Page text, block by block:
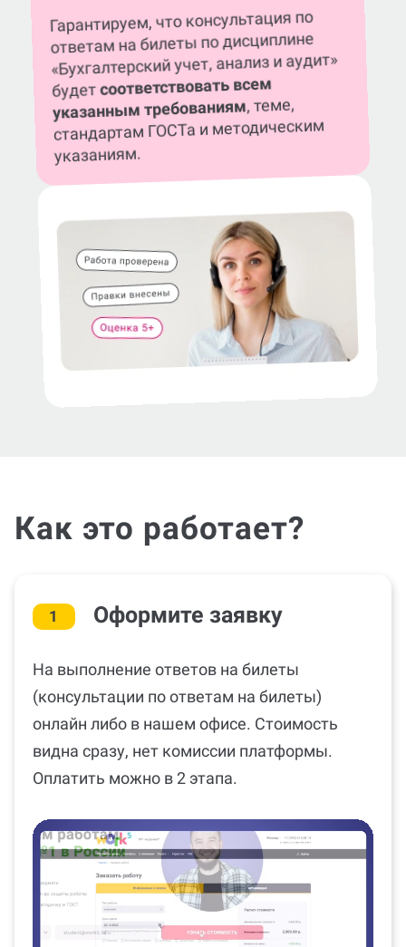
Гарантируем, что консультация по
ответам на билеты по дисциплине
«Бухгалтерский учет, анализ и аудит»
будетсоответствовать всем
указанным требованиям, теме,
стандартам ГОСТа и методическим
указаниям.
Как это работает?
1 Оформите заявку
На выполнение ответов на билеты
(консультации по ответам на билеты)
онлайн либо в нашем офисе. Стоимость
видна сразу, нет комиссии платформы.
Оплатить можно в 2 этапа.